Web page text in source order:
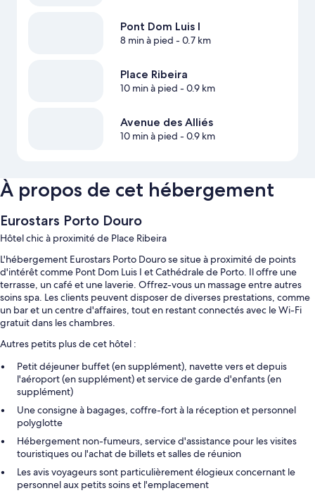
Pont Dom Luis I
8 min à pied - 0.7 km
Place Ribeira
10 min à pied - 0.9 km
Avenue des Alliés
10 min à pied - 0.9 km
À propos de cet hébergement
Eurostars Porto Douro
Hôtel chic à proximité de Place Ribeira
L'hébergement Eurostars Porto Douro se situe à proximité de points
d'intérêt comme Pont Dom Luis I et Cathédrale de Porto. Il offre une
terrasse, un café et une laverie. Offrez-vous un massage entre autres
soins spa. Les clients peuvent disposer de diverses prestations, comme
un bar et un centre d'affaires, tout en restant connectés avec le Wi-Fi
gratuit dans les chambres.
Autres petits plus de cet hôtel :
Petit déjeuner buffet (en supplément), navette vers et depuis
l'aéroport (en supplément) et service de garde d'enfants (en
supplément)
Une consigne à bagages, coffre-fort à la réception et personnel
polyglotte
Hébergement non-fumeurs, service d'assistance pour les visites
touristiques ou l'achat de billets et salles de réunion
Les avis voyageurs sont particulièrement élogieux concernant le
personnel aux petits soins et l'emplacement